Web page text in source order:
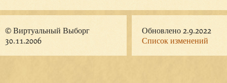
© Виртуальный Выборг
30.11.2006
Обновлено 2.9.2022
Список изменений